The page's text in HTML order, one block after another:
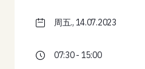
周五., 14.07.2023
07:30 - 15:00